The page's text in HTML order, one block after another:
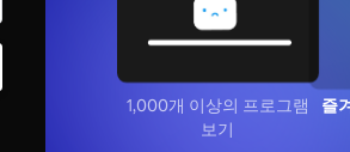
1,000개 이상의 프로그램
보기
즐